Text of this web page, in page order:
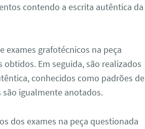
contendo a escrita autêntica da
exames grafotécnicos na peça
Em seguida, são realizados
conhecidos como padrões de
igualmente anotados.
dos exames na peça questionada